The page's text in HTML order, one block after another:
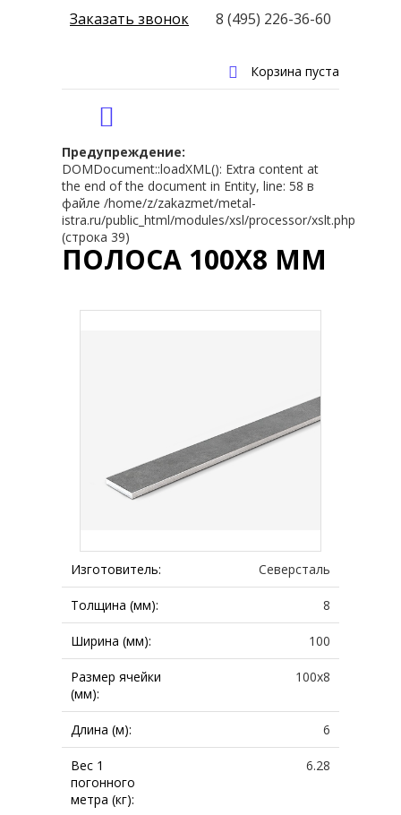
Предупреждение:
DOMDocument::loadXML(): Extra content at
the end of the document in Entity, line: 58 в
файле /home/z/zakazmet/metal-
istra.ru/public_html/modules/xsl/processor/xslt.php
(строка 39)
ПОЛОСА 100Х8 ММ
Изготовитель: Северсталь
Толщина (мм): 8
Ширина (мм): 100
Размер ячейки
(мм):
100х8
Длина (м): 6
Вес 1
погонного
метра (кг):
6.28
Заказать звонок 8 (495) 226-36-60
Корзина пуста